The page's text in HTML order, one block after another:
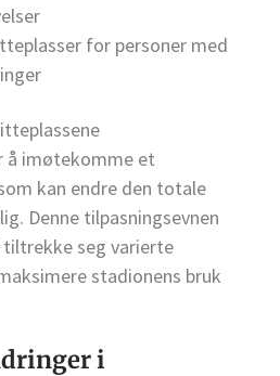
for personer med
å imøtekomme et
kan endre den totale
Denne tilpasningsevnen
seg varierte
stadionens bruk
i